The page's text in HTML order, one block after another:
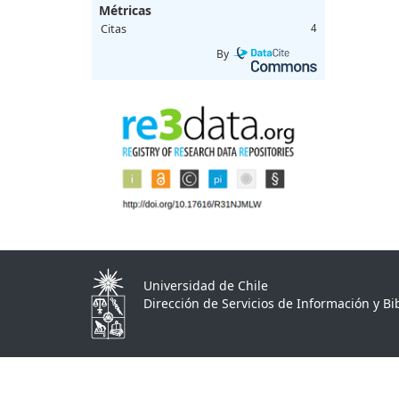
Métricas
Citas 4
By
Universidad de Chile
Dirección de Servicios de Información y